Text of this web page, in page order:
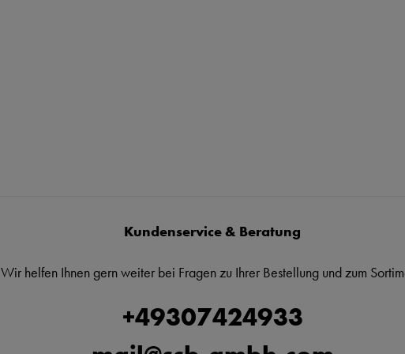
Kundenservice & Beratung
Wir helfen Ihnen gern weiter bei Fragen zu Ihrer Bestellung und zum
+49307424933